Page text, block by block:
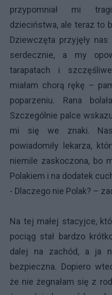
przypomniał mi
dzieciństwa, ale teraz to
Dziewczęta przyjęły
serdecznie, a my
tarapatach i
miałam chorą rękę –
poparzeniu. Rana
Szczególnie palce
mi się we znaki.
powiadomiły lekarza,
niemile zaskoczona, bo
Polakiem i na dodatek
- Dlaczego nie Polak? –
Na tej małej stacyjce,
pociąg stał bardzo
dalej na zachód, a ja
bezpieczna. Dopiero
że nie żegnałam się z